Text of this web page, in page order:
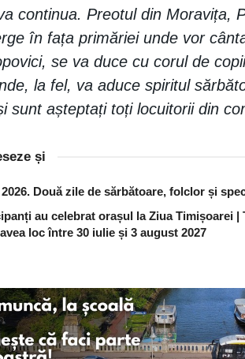
continua. Preotul din Moravița,
în fața primăriei unde vor
se va duce cu corul de
la fel, va aduce spiritul
sunt așteptați toți locuitorii din
și
Două zile de sărbătoare, folclor și
au celebrat orașul la Ziua Timișoarei
loc între 30 iulie și 3 august 2027